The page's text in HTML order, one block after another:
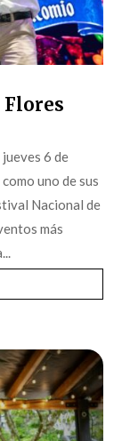
Flores
6 de
uno de sus
Nacional de
más